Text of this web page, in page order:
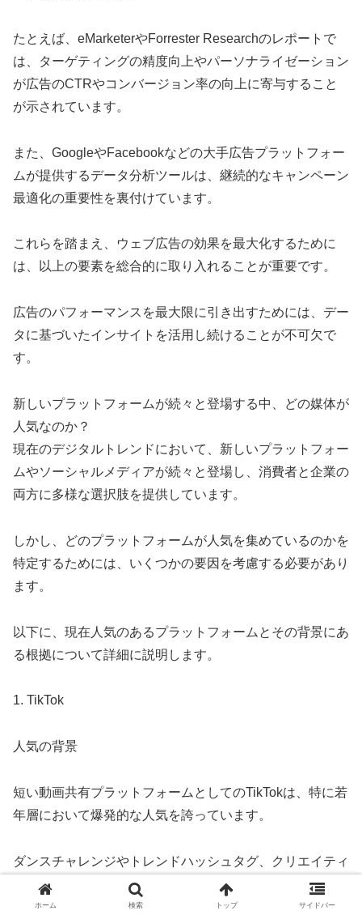
たとえば、eMarketerやForrester Researchのレポートで
は、ターゲティングの精度向上やパーソナライゼーション
が広告のCTRやコンバージョン率の向上に寄与すること
が示されています。
また、GoogleやFacebookなどの大手広告プラットフォー
ムが提供するデータ分析ツールは、継続的なキャンペーン
最適化の重要性を裏付けています。
これらを踏まえ、ウェブ広告の効果を最大化するために
は、以上の要素を総合的に取り入れることが重要です。
広告のパフォーマンスを最大限に引き出すためには、デー
タに基づいたインサイトを活用し続けることが不可欠で
す。
新しいプラットフォームが続々と登場する中、どの媒体が
人気なのか？
現在のデジタルトレンドにおいて、新しいプラットフォー
ムやソーシャルメディアが続々と登場し、消費者と企業の
両方に多様な選択肢を提供しています。
しかし、どのプラットフォームが人気を集めているのかを
特定するためには、いくつかの要因を考慮する必要があり
ます。
以下に、現在人気のあるプラットフォームとその背景にあ
る根拠について詳細に説明します。
1. TikTok
人気の背景
短い動画共有プラットフォームとしてのTikTokは、特に若
年層において爆発的な人気を誇っています。
ダンスチャレンジやトレンドハッシュタグ、クリエイティ
ブなコンテンツが特徴で、ユーザーが容易に参加し、コン
テンツを作成できるインターフェースが多くの支持を集め
ホーム 検索 トップ サイドバー